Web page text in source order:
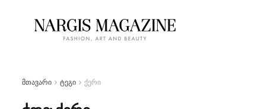
მთავარი ტეგი ქერი